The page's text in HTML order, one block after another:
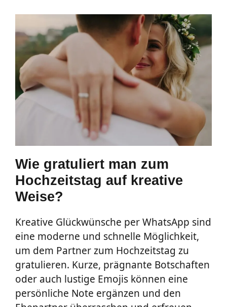
Wie gratuliert man zum
Hochzeitstag auf kreative
Weise?
Kreative Glückwünsche per WhatsApp sind
eine moderne und schnelle Möglichkeit,
um dem Partner zum Hochzeitstag zu
gratulieren. Kurze, prägnante Botschaften
oder auch lustige Emojis können eine
persönliche Note ergänzen und den